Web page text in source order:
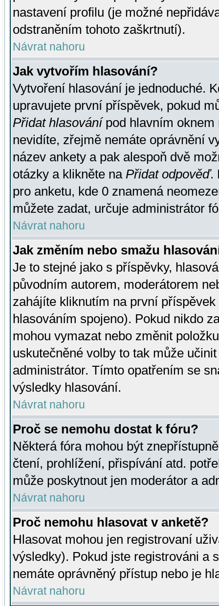
nastavení profilu (je možné
odstraněním tohoto zaškrtnutí).
Návrat nahoru
Jak vytvořím hlasování?
Vytvoření hlasování je jednoduché.
upravujete první příspěvek, pokud
Přidat hlasovánípod hlavním oknem
nevidíte, zřejmě nemáte oprávnění
název ankety a pak alespoň dvě
otázky a klikněte na Přidat odpověď.
pro anketu, kde 0 znamená
můžete zadat, určuje administrátor
Návrat nahoru
Jak změním nebo smažu
Je to stejné jako s příspěvky,
původním autorem, moderátorem
zahájíte kliknutím na první
hlasováním spojeno). Pokud nikdo
mohou vymazat nebo změnit
uskutečněné volby to tak může
administrátor. Tímto opatřením se
výsledky hlasování.
Návrat nahoru
Proč se nemohu dostat k fóru?
Některá fóra mohou být
čtení, prohlížení, přispívání atd.
může poskytnout jen moderátor a
Návrat nahoru
Proč nemohu hlasovat v anketě?
Hlasovat mohou jen registrovaní
výsledky). Pokud jste registrováni a
nemáte oprávněný přístup nebo je
Návrat nahoru